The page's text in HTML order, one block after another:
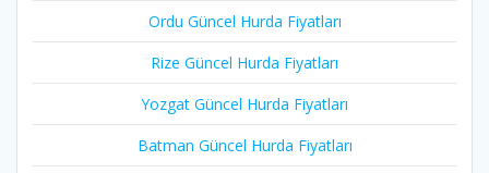
Ordu Güncel Hurda Fiyatları
Rize Güncel Hurda Fiyatları
Yozgat Güncel Hurda Fiyatları
Batman Güncel Hurda Fiyatları